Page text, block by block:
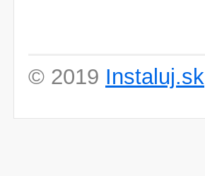
© 2019 Instaluj.sk